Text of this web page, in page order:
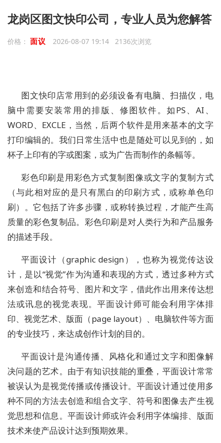
龙岗区图文快印公司，专业人员为您解答
价格： 面议 2026-08-07 19:14 2136次浏览
图文快印店常用到的必须设备有电脑、扫描仪，电
脑中需要安装常用的排版、修图软件。如PS、AI、
WORD、EXCLE，当然，后两个软件是用来基本的文字
打印编辑的。我们日常生活中也是随处可以见到的，如
杯子上印有的字或图案，或为广告而制作的条幅等。
彩色印刷是用彩色方式复制图像或文字的复制方式
（与此相对应的是只有黑白的印刷方式，或称单色印
刷）。它包括了许多步骤，或称转换过程，才能产生高
质量的彩色复制品。彩色印刷是对人类行为和产品服务
的描述手段。
平面设计（graphic design），也称为视觉传达设
计，是以“视觉”作为沟通和表现的方式，透过多种方式
来创造和结合符号、图片和文字，借此作出用来传达想
法或讯息的视觉表现。平面设计师可能会利用字体排
印、视觉艺术、版面（page layout）、电脑软件等方面
的专业技巧，来达成创作计划的目的。
平面设计是沟通传播、风格化和通过文字和图像解
决问题的艺术。由于有知识技能的重叠，平面设计常常
被误认为是视觉传播或传播设计。平面设计通过使用多
种不同的方法去创造和组合文字、符号和图像去产生视
觉思想和信息。平面设计师或许会利用字体编排、版面
技术来使产品设计达到预期效果。